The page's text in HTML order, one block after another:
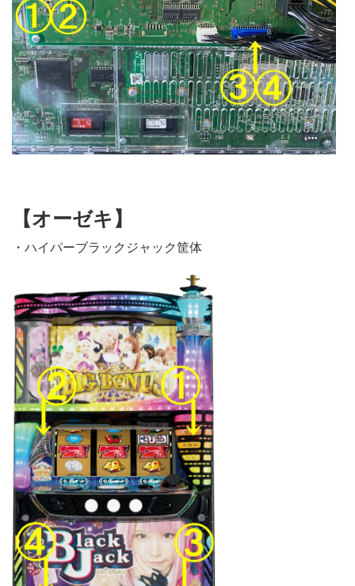
【オーゼキ】
・ハイパーブラックジャック筐体